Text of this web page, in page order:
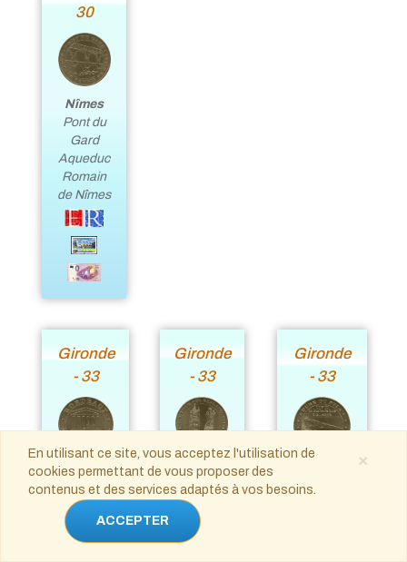
30
Nîmes
Pont du
Gard
Aqueduc
Romain
de Nîmes
Gironde
- 33
Bordeaux
Patrimoine
mondial
UNESCO
2007
Gironde
- 33
Bordeaux
Tour Pey-
Berland
Gironde
- 33
de-Buch
×
En utilisant ce site, vous acceptez l'utilisation de
cookies permettant de vous proposer des
contenus et des services adaptés à vos besoins.
ACCEPTER